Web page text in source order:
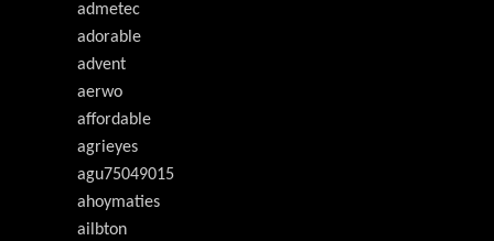
admetec
adorable
advent
aerwo
affordable
agrieyes
agu75049015
ahoymaties
ailbton